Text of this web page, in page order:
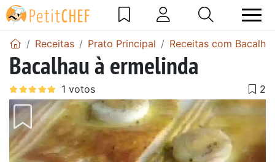
Receitas Prato Principal Receitas com
Bacalhau à ermelinda